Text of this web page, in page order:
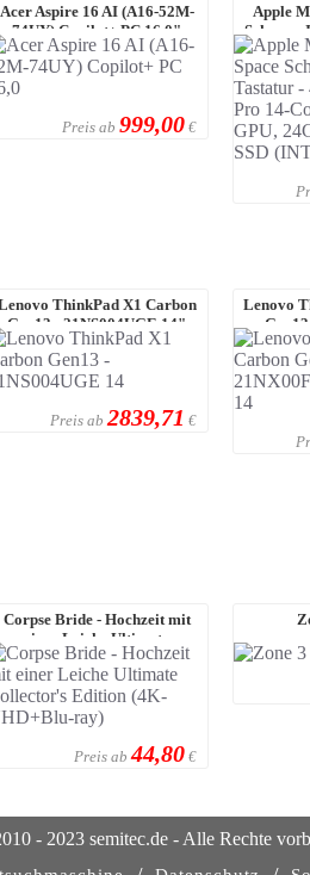
Acer Aspire 16 AI (A16-52M-
74UY) Copilot+ PC 16,0"
WUXGA, IPS, I ...
Preis ab 999,00€
Apple
Schwarz
ThinkPad X1 Carbon
Gen13 - 21NS004UGE 14"
2.8k OLED, Inte ...
Preis ab 2839,71 €
Lenovo
Corpse Bride - Hochzeit mit
einer Leiche Ultimate
Collector's ...
Preis ab 44,80€
- 2023 semitec.de - Alle Rechte